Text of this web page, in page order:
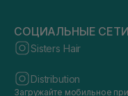
СОЦИАЛЬНЫЕ СЕТИ
Sisters Hair
Distribution
Загружайте мобильное